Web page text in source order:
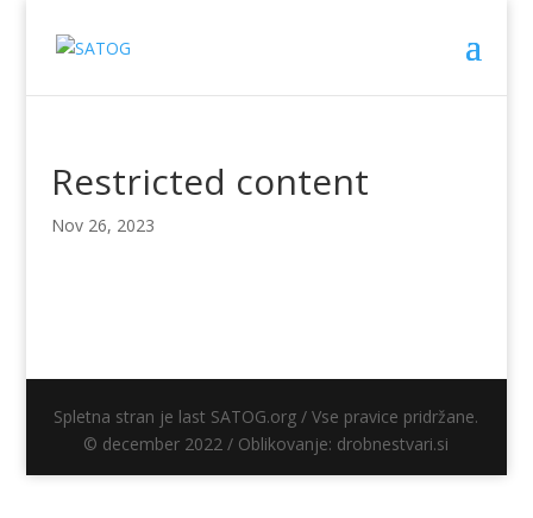
Restricted content
Nov 26, 2023
Spletna stran je last SATOG.org / Vse pravice pridržane.
© december 2022 / Oblikovanje: drobnestvari.si